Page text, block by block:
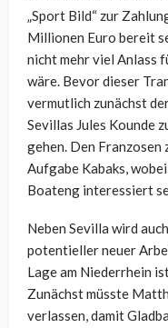
„Sport Bild“ zur
Millionen Euro bereit
nicht mehr viel Anlass
wäre. Bevor dieser
vermutlich zunächst
Sevillas Jules Kounde
gehen. Den
Aufgabe Kabaks,
Boateng interessiert
Neben Sevilla wird
potentieller neuer
Lage am Niederrhein
Zunächst müsste
verlassen, damit